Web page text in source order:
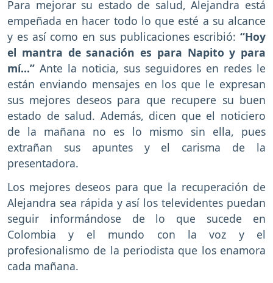
Para mejorar su estado de salud, Alejandra está
empeñada en hacer todo lo que esté a su alcance
y es así como en sus publicaciones escribió: “Hoy
el mantra de sanación es para Napito y para
mí…” Ante la noticia, sus seguidores en redes le
están enviando mensajes en los que le expresan
sus mejores deseos para que recupere su buen
estado de salud. Además, dicen que el noticiero
de la mañana no es lo mismo sin ella, pues
extrañan sus apuntes y el carisma de la
presentadora.
Los mejores deseos para que la recuperación de
Alejandra sea rápida y así los televidentes puedan
seguir informándose de lo que sucede en
Colombia y el mundo con la voz y el
profesionalismo de la periodista que los enamora
cada mañana.